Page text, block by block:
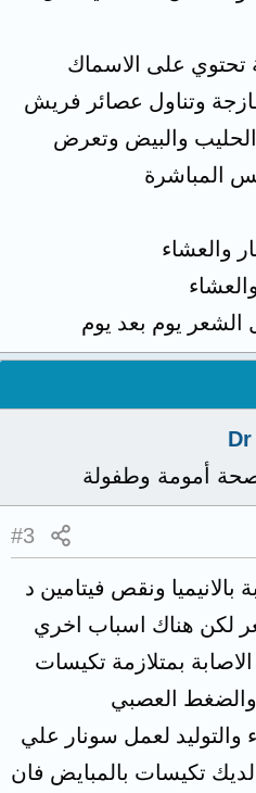
تحتوي على الاسماك
وتناول عصائر فريش
والبيض وتعرض
المباشرة
والعشاء
يوم بعد يوم
أمومة وطفولة
#3
بالانيميا ونقص فيتامين د
لكن هناك اسباب اخري
بمتلازمة تكيسات
والضغط العصبي
والتوليد لعمل سونار علي
تكيسات بالمبايض فان